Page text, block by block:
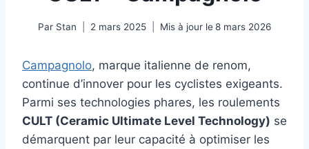
Par Stan 2 mars 2025 Mis à jour le 8 mars 2026
Campagnolo, marque italienne de renom,
continue d’innover pour les cyclistes exigeants.
Parmi ses technologies phares, les roulements
CULT (Ceramic Ultimate Level Technology) se
démarquent par leur capacité à optimiser les